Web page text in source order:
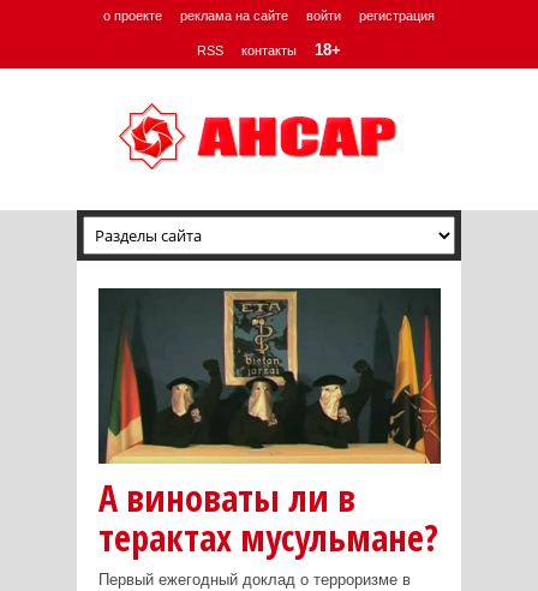
о проекте реклама на сайте войти регистрация
RSS контакты 18+
А виноваты ли в
терактах мусульмане?
Первый ежегодный доклад о терроризме в